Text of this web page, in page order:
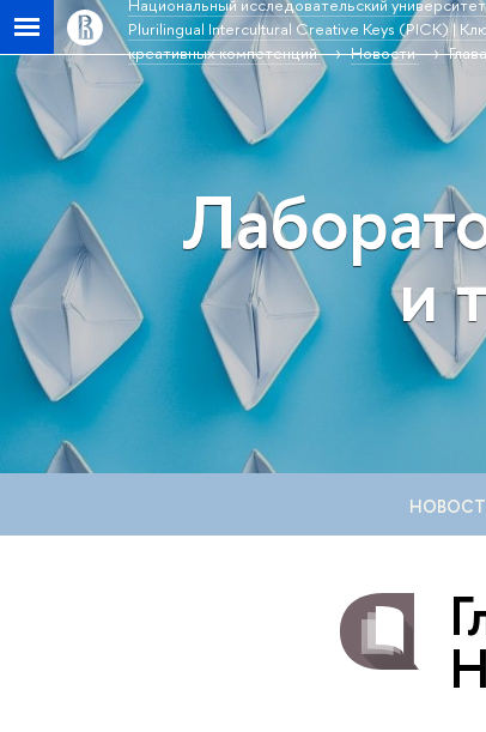
Plurilingual Intercultural Creative Keys (PICK) |
креативных компетенций
Новости
и